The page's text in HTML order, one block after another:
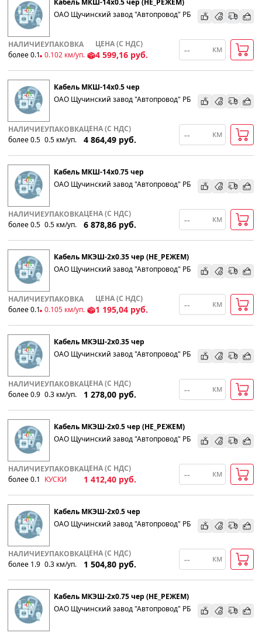
Кабель МКШ-14х0.5 чер (НЕ_РЕЖЕМ)
ОАО Щучинский завод "Автопровод" РБ
НАЛИЧИЕ
более 0.1
УПАКОВКА
0.102 км/уп.
ЦЕНА (С НДС)
4 599,16 руб.
км
Кабель МКШ-14х0.5 чер
ОАО Щучинский завод "Автопровод" РБ
НАЛИЧИЕ
более 0.5
УПАКОВКА
0.5 км/уп.
ЦЕНА (С НДС)
4 864,49 руб.
км
Кабель МКШ-14х0.75 чер
ОАО Щучинский завод "Автопровод" РБ
НАЛИЧИЕ
более 0.5
УПАКОВКА
0.5 км/уп.
ЦЕНА (С НДС)
6 878,86 руб.
км
Кабель МКЭШ-2х0.35 чер (НЕ_РЕЖЕМ)
ОАО Щучинский завод "Автопровод" РБ
НАЛИЧИЕ
более 0.1
УПАКОВКА
0.105 км/уп.
ЦЕНА (С НДС)
1 195,04 руб.
км
Кабель МКЭШ-2х0.35 чер
ОАО Щучинский завод "Автопровод" РБ
НАЛИЧИЕ
более 0.9
УПАКОВКА
0.3 км/уп.
ЦЕНА (С НДС)
1 278,00 руб.
км
Кабель МКЭШ-2х0.5 чер (НЕ_РЕЖЕМ)
ОАО Щучинский завод "Автопровод" РБ
НАЛИЧИЕ
более 0.1
УПАКОВКА
КУСКИ
ЦЕНА (С НДС)
1 412,40 руб.
км
Кабель МКЭШ-2х0.5 чер
ОАО Щучинский завод "Автопровод" РБ
НАЛИЧИЕ
более 1.9
УПАКОВКА
0.3 км/уп.
ЦЕНА (С НДС)
1 504,80 руб.
км
Кабель МКЭШ-2х0.75 чер (НЕ_РЕЖЕМ)
ОАО Щучинский завод "Автопровод" РБ